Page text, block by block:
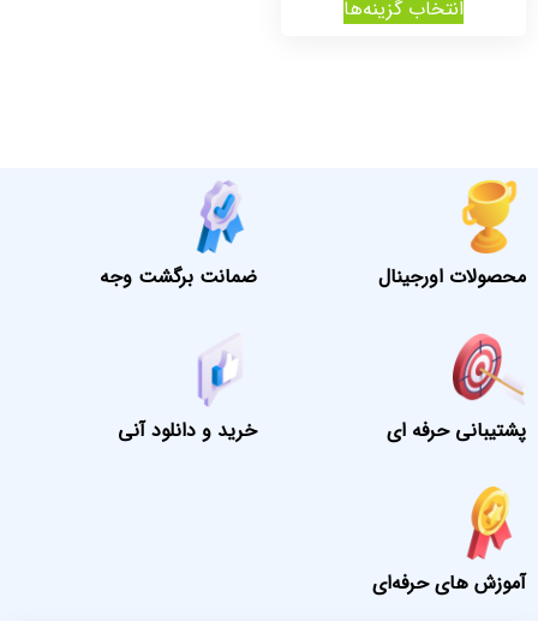
انتخاب گزینه‌ها
محصولات اورجینال ضمانت برگشت وجه
پشتیبانی حرفه ای خرید و دانلود آنی
آموزش های حرفه‌ای